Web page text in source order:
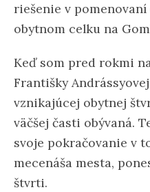
riešenie v
obytnom celku na
Keď som pred rokmi
Františky
vznikajúcej obytnej
väčšej časti obývaná.
svoje pokračovanie v
mecenáša mesta,
štvrti.